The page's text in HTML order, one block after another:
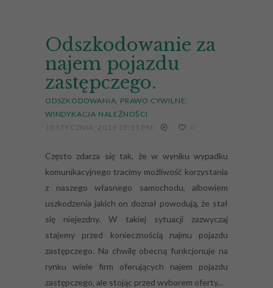
Odszkodowanie za
najem pojazdu
zastępczego.
ODSZKODOWANIA PRAWO CYWILNE
WINDYKACJA NALEŻNOŚCI
15 STYCZNIA, 2019 13:15 PM
0
Często zdarza się tak, że w wyniku wypadku
komunikacyjnego tracimy możliwość korzystania
z naszego własnego samochodu, albowiem
uszkodzenia jakich on doznał powodują, że stał
się niejezdny. W takiej sytuacji zazwyczaj
stajemy przed koniecznością najmu pojazdu
zastępczego. Na chwilę obecną funkcjonuje na
rynku wiele firm oferujących najem pojazdu
zastępczego, ale stojąc przed wyborem oferty...